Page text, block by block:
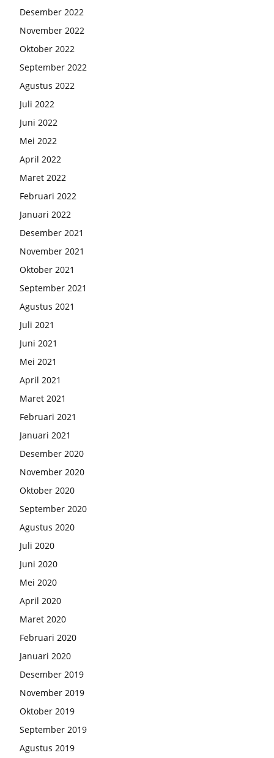
Desember 2022
November 2022
Oktober 2022
September 2022
Agustus 2022
Juli 2022
Juni 2022
Mei 2022
April 2022
Maret 2022
Februari 2022
Januari 2022
Desember 2021
November 2021
Oktober 2021
September 2021
Agustus 2021
Juli 2021
Juni 2021
Mei 2021
April 2021
Maret 2021
Februari 2021
Januari 2021
Desember 2020
November 2020
Oktober 2020
September 2020
Agustus 2020
Juli 2020
Juni 2020
Mei 2020
April 2020
Maret 2020
Februari 2020
Januari 2020
Desember 2019
November 2019
Oktober 2019
September 2019
Agustus 2019